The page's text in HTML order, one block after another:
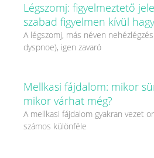
Légszomj: figyelmeztető
szabad figyelmen kívül
A légszomj, más néven
dyspnoe), igen zavaró
Mellkasi fájdalom: mikor
mikor várhat még?
A mellkasi fájdalom gyakran vezet
számos különféle